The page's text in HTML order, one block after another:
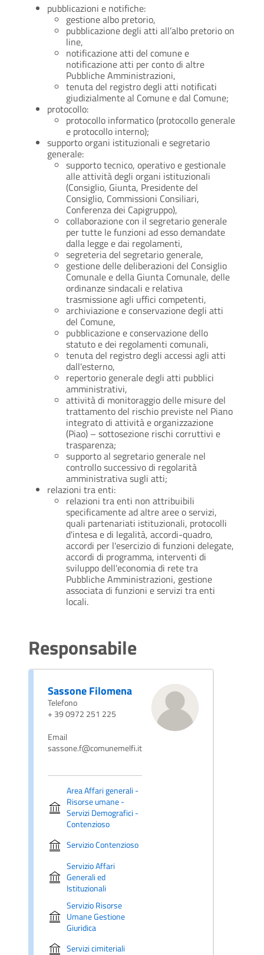
pubblicazioni e notifiche:
gestione albo pretorio,
pubblicazione degli atti all’albo pretorio on
line,
notificazione atti del comune e
notificazione atti per conto di altre
Pubbliche Amministrazioni,
tenuta del registro degli atti notificati
giudizialmente al Comune e dal Comune;
protocollo:
protocollo informatico (protocollo generale
e protocollo interno);
supporto organi istituzionali e segretario
generale:
supporto tecnico, operativo e gestionale
alle attività degli organi istituzionali
(Consiglio, Giunta, Presidente del
Consiglio, Commissioni Consiliari,
Conferenza dei Capigruppo),
collaborazione con il segretario generale
per tutte le funzioni ad esso demandate
dalla legge e dai regolamenti,
segreteria del segretario generale,
gestione delle deliberazioni del Consiglio
Comunale e della Giunta Comunale, delle
ordinanze sindacali e relativa
trasmissione agli uffici competenti,
archiviazione e conservazione degli atti
del Comune,
pubblicazione e conservazione dello
statuto e dei regolamenti comunali,
tenuta del registro degli accessi agli atti
dall'esterno,
repertorio generale degli atti pubblici
amministrativi,
attività di monitoraggio delle misure del
trattamento del rischio previste nel Piano
integrato di attività e organizzazione
(Piao) – sottosezione rischi corruttivi e
trasparenza;
supporto al segretario generale nel
controllo successivo di regolarità
amministrativa sugli atti;
relazioni tra enti:
relazioni tra enti non attribuibili
specificamente ad altre aree o servizi,
quali partenariati istituzionali, protocolli
d'intesa e di legalità, accordi-quadro,
accordi per l'esercizio di funzioni delegate,
accordi di programma, interventi di
sviluppo dell'economia di rete tra
Pubbliche Amministrazioni, gestione
associata di funzioni e servizi tra enti
locali.
Responsabile
Sassone Filomena
Telefono
+ 39 0972 251 225
Email
sassone.f@comunemelfi.it
Area Affari generali -
Risorse umane -
Servizi Demografici -
Contenzioso
Servizio Contenzioso
Servizio Affari
Generali ed
Istituzionali
Servizio Risorse
Umane Gestione
Giuridica
Servizi cimiteriali